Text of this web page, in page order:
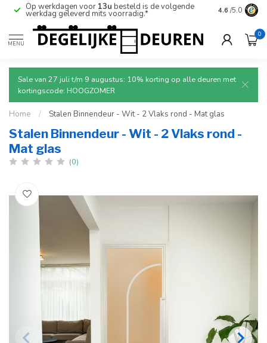
Op werkdagen voor 13u besteld is de volgende
werkdag geleverd mits voorradig.*
Ruim aanbod
deuren.
4.6 /5.0
MENU
0
Sale van 27 juli t/m 9 augustus: 10% korting op alle deuren met
kortingscode: HOOGZOMER
Home / Stalen Binnendeur - Wit - 2 Vlaks rond - Mat glas
Stalen Binnendeur - Wit - 2 Vlaks rond -
Mat glas
(0)